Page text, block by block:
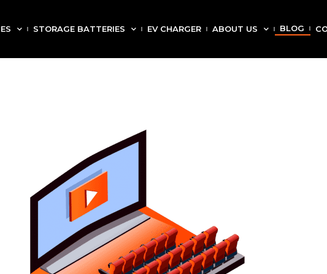
STORAGE BATTERIES EV CHARGER ABOUT US BLOG